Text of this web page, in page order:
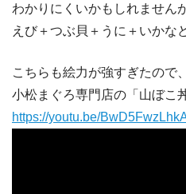
わかりにくいかもしれません
えび＋つぶ貝＋うに＋いかな
こちらも絵力が強すぎたので
小松まぐろ専門店の「山ぼこ丼
https://youtu.be/